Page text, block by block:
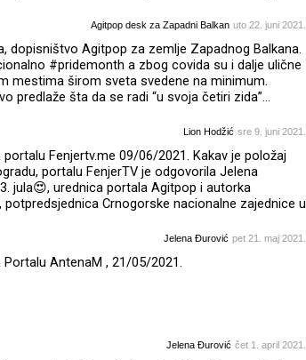
i utiske, intervjue sa poznatim sineastima,
Agitpop desk za Zapadni Balkan uto 22. juni 2021.
dopisništvo Agitpop za zemlje Zapadnog Balkana.
#pridemonth a zbog covida su i dalje ulične
mestima širom sveta svedene na minimum.
predlaže šta da se radi “u svoja četiri zida”...
Lion Hodžić sre 9. juni 2021.
Fenjertv.me 09/06/2021. Kakav je položaj
portalu FenjerTV je odgovorila Jelena
jula😍, urednica portala Agitpop i autorka
Crnogorske nacionalne zajednice u
u Beogradu“. Rekla bih da su t
Jelena Đurović pet 21. maj 2021.
Portalu AntenaM , 21/05/2021.
Jelena Đurović čet 1. april 2021.